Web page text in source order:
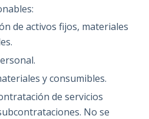
de activos fijos, materiales
y consumibles.
de servicios
No se